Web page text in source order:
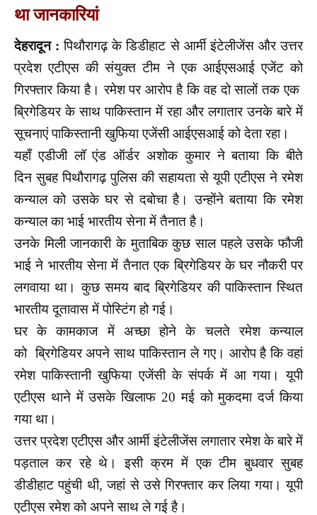
था जानकारियां
देहरादून : पिथौरागढ़ के डिडीहाट से आर्मी इंटेलीजेंस और उत्तर
प्रदेश एटीएस की संयुक्त टीम ने एक आईएसआई एजेंट को
गिरफ्तार किया है। रमेश पर आरोप है कि वह दो सालों तक एक
ब्रिगेडियर के साथ पाकिस्तान में रहा और लगातार उनके बारे में
सूचनाएं पाकिस्तानी खुफिया एजेंसी आईएसआई को देता रहा।
यहाँ एडीजी लॉ एंड ऑर्डर अशोक कुमार ने बताया कि बीते
दिन सुबह पिथौरागढ़ पुलिस की सहायता से यूपी एटीएस ने रमेश
कन्याल को उसके घर से दबोचा है। उन्होंने बताया कि रमेश
कन्याल का भाई भारतीय सेना में तैनात है।
उनके मिली जानकारी के मुताबिक कुछ साल पहले उसके फौजी
भाई ने भारतीय सेना में तैनात एक ब्रिगेडियर के घर नौकरी पर
लगवाया था। कुछ समय बाद ब्रिगेडियर की पाकिस्तान स्थित
भारतीय दूतावास में पोस्टिंग हो गई।
घर के कामकाज में अच्छा होने के चलते रमेश कन्याल
को ब्रिगेडियर अपने साथ पाकिस्तान ले गए। आरोप है कि वहां
रमेश पाकिस्तानी खुफिया एजेंसी के संपर्क में आ गया।यूपी
एटीएस थाने में उसके खिलाफ 20 मई को मुकदमा दर्ज किया
गया था।
उत्तर प्रदेश एटीएस और आर्मी इंटेलीजेंस लगातार रमेश के बारे में
पड़ताल कर रहे थे। इसी क्रम में एक टीम बुधवार सुबह
डीडीहाट पहुंची थी, जहां से उसे गिरफ्तार कर लिया गया। यूपी
एटीएस रमेश को अपने साथ ले गई है।